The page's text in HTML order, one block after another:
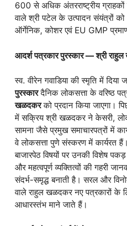
600 से अधिक अंतरराष्ट्रीय ग्राहकों
वाले श्री पटेल के उत्पादन संयंत्रों को
ऑर्गेनिक, कोशर एवं EU GMP
आदर्श पत्रकार पुरस्कार — श्री
स्व. वीरेन गवाडिया की स्मृति में दिया
पुरस्कारदैनिक लोकसत्ता के वरिष्ठ
खळदकरको प्रदान किया जाएगा।
में सक्रिय श्री खळदकर ने केसरी,
सामना जैसे प्रमुख समाचारपत्रों में
वे लोकसत्ता पुणे संस्करण में कार्यरत
बाजारपेठ विषयों पर उनकी विशेष
और महत्वपूर्ण व्यक्तित्वों की गहरी
संदर्भ-समृद्ध बनाती है। सरल और
वाले राहुल खळदकर नए पत्रकारों के
आधारस्तंभ माने जाते हैं।